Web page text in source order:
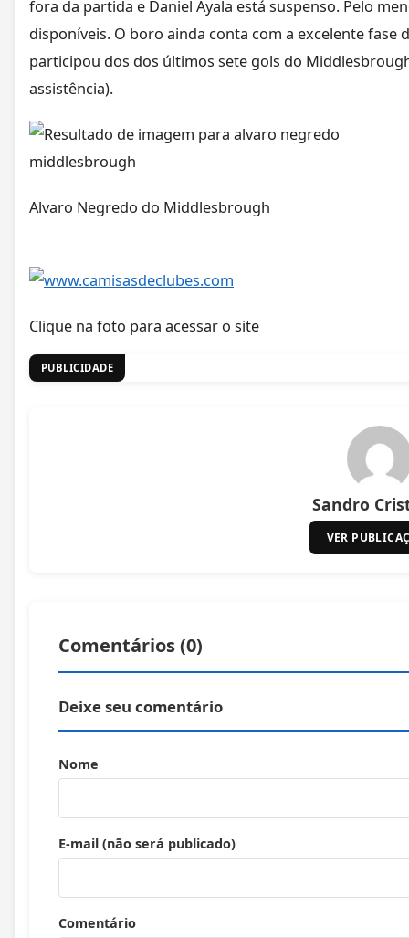
fora da partida e Daniel Ayala está suspenso. Pelo
disponíveis. O boro ainda conta com a excelente fase
participou dos dos últimos sete gols do
assistência).
Alvaro Negredo do Middlesbrough
Clique na foto para acessar o site
PUBLICIDADE
Sandro
VER
Comentários (0)
Deixe seu comentário
Nome
E-mail (não será publicado)
Comentário